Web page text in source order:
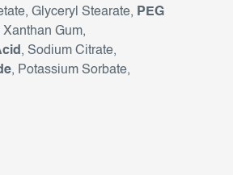
Glyceryl Stearate, PEG
Xanthan Gum,
, Sodium Citrate,
, Potassium Sorbate,